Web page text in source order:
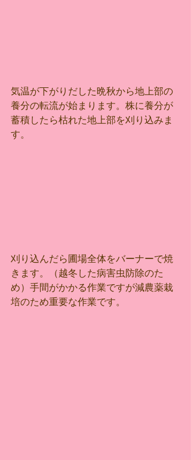
気温が下がりだした晩秋から地上部の
養分の転流が始まります。株に養分が
蓄積したら枯れた地上部を刈り込みま
す。
刈り込んだら圃場全体をバーナーで焼
きます。（越冬した病害虫防除のた
め）手間がかかる作業ですが減農薬栽
培のため重要な作業です。